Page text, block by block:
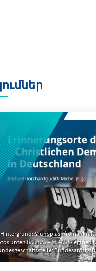
Hintergrund: © unsplash/
unten (v.l.n.r.) – © KAS/Siegfried
Bundesarchiv,